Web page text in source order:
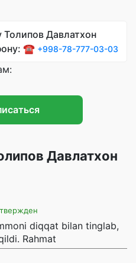
Толипов Давлатхон
☎️ +998-78-777-03-03
Давлатхон
diqqat bilan tinglab,
Rahmat